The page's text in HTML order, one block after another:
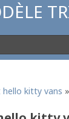
kitty vans »